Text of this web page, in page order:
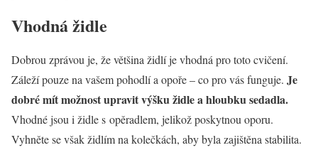
Vhodná židle
Dobrou zprávou je, že většina židlí je vhodná pro toto cvičení.
Záleží pouze na vašem pohodlí a opoře – co pro vás funguje. Je
dobré mít možnost upravit výšku židle a hloubku sedadla.
Vhodné jsou i židle s opěradlem, jelikož poskytnou oporu.
Vyhněte se však židlím na kolečkách, aby byla zajištěna stabilita.